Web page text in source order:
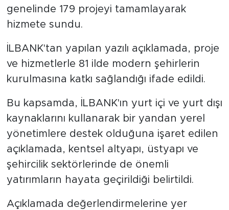
genelinde 179 projeyi tamamlayarak
hizmete sundu.
İLBANK'tan yapılan yazılı açıklamada, proje
ve hizmetlerle 81 ilde modern şehirlerin
kurulmasına katkı sağlandığı ifade edildi.
Bu kapsamda, İLBANK'ın yurt içi ve yurt dışı
kaynaklarını kullanarak bir yandan yerel
yönetimlere destek olduğuna işaret edilen
açıklamada, kentsel altyapı, üstyapı ve
şehircilik sektörlerinde de önemli
yatırımların hayata geçirildiği belirtildi.
Açıklamada değerlendirmelerine yer